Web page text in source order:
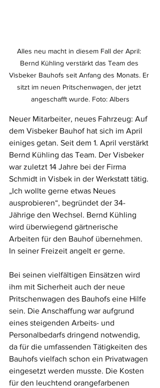
Alles neu macht in diesem Fall der April:
Bernd Kühling verstärkt das Team des
Visbeker Bauhofs seit Anfang des Monats. Er
sitzt im neuen Pritschenwagen, der jetzt
angeschafft wurde. Foto: Albers
Neuer Mitarbeiter, neues Fahrzeug: Auf
dem Visbeker Bauhof hat sich im April
einiges getan. Seit dem 1. April verstärkt
Bernd Kühling das Team. Der Visbeker
war zuletzt 14 Jahre bei der Firma
Schmidt in Visbek in der Werkstatt tätig.
„Ich wollte gerne etwas Neues
ausprobieren“, begründet der 34-
Jährige den Wechsel. Bernd Kühling
wird überwiegend gärtnerische
Arbeiten für den Bauhof übernehmen.
In seiner Freizeit angelt er gerne.
Bei seinen vielfältigen Einsätzen wird
ihm mit Sicherheit auch der neue
Pritschenwagen des Bauhofs eine Hilfe
sein. Die Anschaffung war aufgrund
eines steigenden Arbeits- und
Personalbedarfs dringend notwendig,
da für die umfassenden Tätigkeiten des
Bauhofs vielfach schon ein Privatwagen
eingesetzt werden musste. Die Kosten
für den leuchtend orangefarbenen